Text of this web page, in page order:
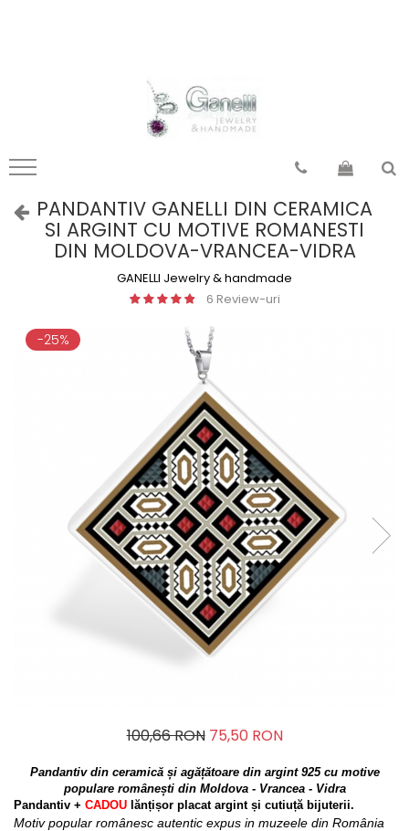
mandale Egipt
mandale Indonezia
mandale Thailanda
mandale Nepal
din Oltenia
din Muntenia
din Dobrogea
toate zonele
PANDANTIV GANELLI DIN CERAMICA
SI ARGINT CU MOTIVE ROMANESTI
DIN MOLDOVA-VRANCEA-VIDRA
GANELLI Jewelry & handmade
6 Review-uri
-25%
100,66 RON 75,50 RON
Pandantiv din ceramică și agățătoare din argint 925 cu motive
populare românești din Moldova - Vrancea - Vidra
Pandantiv + CADOU lănțișor placat argint și cutiuță bijuterii.
Motiv popular românesc autentic expus in muzeele din România